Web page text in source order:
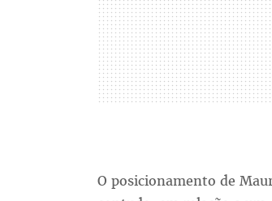
O posicionamento de